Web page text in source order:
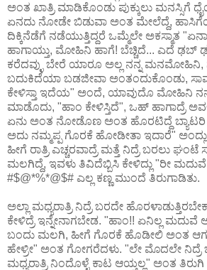
ಅಂತ ಖಾತ್ರಿ ಮಾಡಿಕೊಂಡು ಪುಕ್ಕುಲು ಮನಸ್ಸಿಗೆ
ಏನದು ನೋಡೇ ಬಿಡುವಾ ಅಂತ ಮೇಲೆದ್ದೆ,
ದಿಕ್ಕಿನೆಡೆಗೆ ನಡೆಯುತ್ತಿದ್ದರೆ ಒಮ್ಮೆಲೇ ಅಕಸ್ಮಾತ
ಹಾಗಾಯ್ತು, ಮೋಹಿನಿ ಹಾಗೆ! ಬೆಚ್ಚಿದೆ... ಎದೆ ಢಬ್
ಕರೆದವ್ಳು ಬೇರೆ ಯಾರೂ ಅಲ್ಲ ನನ್ನ ಮನಮೋಹಿನಿ,
ಬದುಕಿದೆಯಾ ಬಡಜೀವಾ ಅಂತಂದುಕೊಂಡು,
ಕೇಳಿಸ್ತಾ ಇದೆಯ" ಅಂದೆ, ಯಾವುದೊ ಮೋಹಿನಿ
ಮಾಡೊದು, "ಹಾಂ ಕೇಳಿಸ್ತಿದೆ", ಒಹ್ ಹಾಗಾದ್ರೆ
ಏನು ಅಂತ ನೋಡೊಣ ಅಂತ ಹೊರಟಿದ್ದೆ ಬ್ಯಾಟರಿ
ಅದು ನಮ್ಮಪ್ಪ ಗೊರಕೆ ಹೋಡೀತಾ ಇದಾರೆ"
ಹೀಗೆ ರಾತ್ರಿ ಎಚ್ಚರವಾದ್ರೆ ಮತ್ತೆ ನಿದ್ರೆ ಬರಲು
ಮಲಗಿದ್ದೆ, ಇವಳು ತಿವಿದೆಬ್ಬಿಸಿ ಕೇಳಿದ್ಲು "ರೀ
#$@*%*@$# ಎಲ್ಲ ಕಣ್ಣ ಮುಂದೆ ತಿರುಗಾಡಿತು.
ಅಲ್ಲಾ ಮಧ್ಯರಾತ್ರಿ ನಿದ್ರೆ ಬರದೇ
ಕೇಳಿದ್ರೆ ಇನ್ನೇನಾಗಬೇಡ. "ಹಾಂ!! ಏನಿಲ್ಲ
ಬಂದು ಮಲಗಿ, ಹೀಗೆ ಗೊರಕೆ ಹೊಡೀಲಿ ಅಂತ
ಹೇಳ್ರೀ" ಅಂತ ಗೋಗರೆದಳು. "ಲೇ ಮೊದಲೇ ನಿದ್ರೆ
ಮಧ್ಯರಾತ್ರಿ ನಿಂದೊಳ್ಳೆ ಕಾಟ ಆಯ್ತಲ್ಲ" ಅಂತ